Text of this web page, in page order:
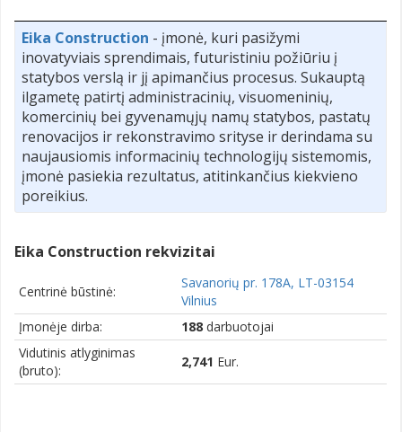
Eika Construction - įmonė, kuri pasižymi
inovatyviais sprendimais, futuristiniu požiūriu į
statybos verslą ir jį apimančius procesus. Sukauptą
ilgametę patirtį administracinių, visuomeninių,
komercinių bei gyvenamųjų namų statybos, pastatų
renovacijos ir rekonstravimo srityse ir derindama su
naujausiomis informacinių technologijų sistemomis,
įmonė pasiekia rezultatus, atitinkančius kiekvieno
poreikius.
Eika Construction rekvizitai
Centrinė būstinė:
Savanorių pr. 178A, LT-03154
Vilnius
Įmonėje dirba:
188 darbuotojai
Vidutinis atlyginimas
(bruto):
2,741 Eur.